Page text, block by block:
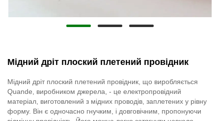
Мідний дріт плоский плетений провідник
Мідний дріт плоский плетений провідник, що виробляється
Quande, виробником джерела, - це електропровідний
матеріал, виготовлений з мідних проводів, заплетених у рівну
форму. Він є одночасно гнучким, і довговічним, пропонуючи